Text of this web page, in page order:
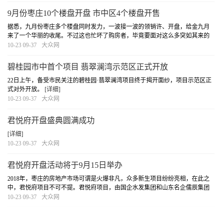
9月份枣庄10个楼盘开盘 市中区4个楼盘开售
据悉，九月份枣庄多个楼盘同时发力，一波接一波的领销许、开盘，给金九月
来了一个华丽的收尾。不过这也忙坏了购房者，毕竟要面对这么多突如其来的
选择，不免会有些凌乱呐。据枣房网商品房预售许可证查询系统统计数据显
10-23 09-37 大众网
碧桂园市中首个项目 翡翠澜湾示范区正式开放
22日上午，备受市民关注的碧桂园·翡翠澜湾项目终于揭开面纱，项目示范区正
式对外开放。 [详细]
10-23 09-37
大众网
君悦府开盘盛典圆满成功
[详细]
10-23 09-37
大众网
君悦府开盘活动将于9月15日举办
2018年，枣庄的房地产市场可谓是火爆非凡，众多新生项目纷纷亮相，在此之
中，君悦府项目不可不提。君悦府项目，由国企水发集团和山东名企儒辰集团
联手开发，位于极具发展潜力的枣庄新城区，占地177亩。
10-23 09-37 大众网